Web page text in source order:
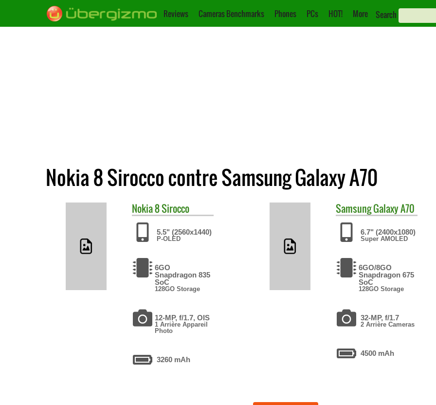
Reviews Cameras Benchmarks Phones PCs HOT! More Search
Nokia 8 Sirocco contre Samsung Galaxy A70
Nokia8 Sirocco
5.5" (2560x1440)
P-OLED
6GO
Snapdragon 835
SoC
128GO Storage
12-MP, f/1.7, OIS
1 Arrière Appareil
Photo
3260 mAh
SamsungGalaxy A70
6.7" (2400x1080)
Super AMOLED
6GO/8GO
Snapdragon 675
SoC
128GO Storage
32-MP, f/1.7
2 Arrière Cameras
4500 mAh